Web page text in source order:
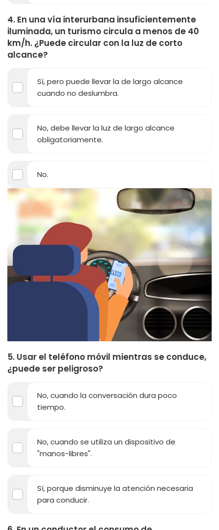
4. En una vía interurbana insuficientemente
iluminada, un turismo circula a menos de 40
km/h. ¿Puede circular con la luz de corto
alcance?
Sí, pero puede llevar la de largo alcance
cuando no deslumbra.
No, debe llevar la luz de largo alcance
obligatoriamente.
No.
5. Usar el teléfono móvil mientras se conduce,
¿puede ser peligroso?
No, cuando la conversación dura poco
tiempo.
No, cuando se utiliza un dispositivo de
"manos-libres".
Sí, porque disminuye la atención necesaria
para conducir.